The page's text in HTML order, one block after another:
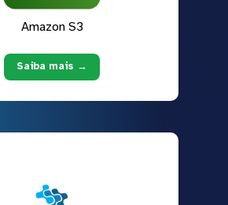
Amazon S3
Saiba mais →